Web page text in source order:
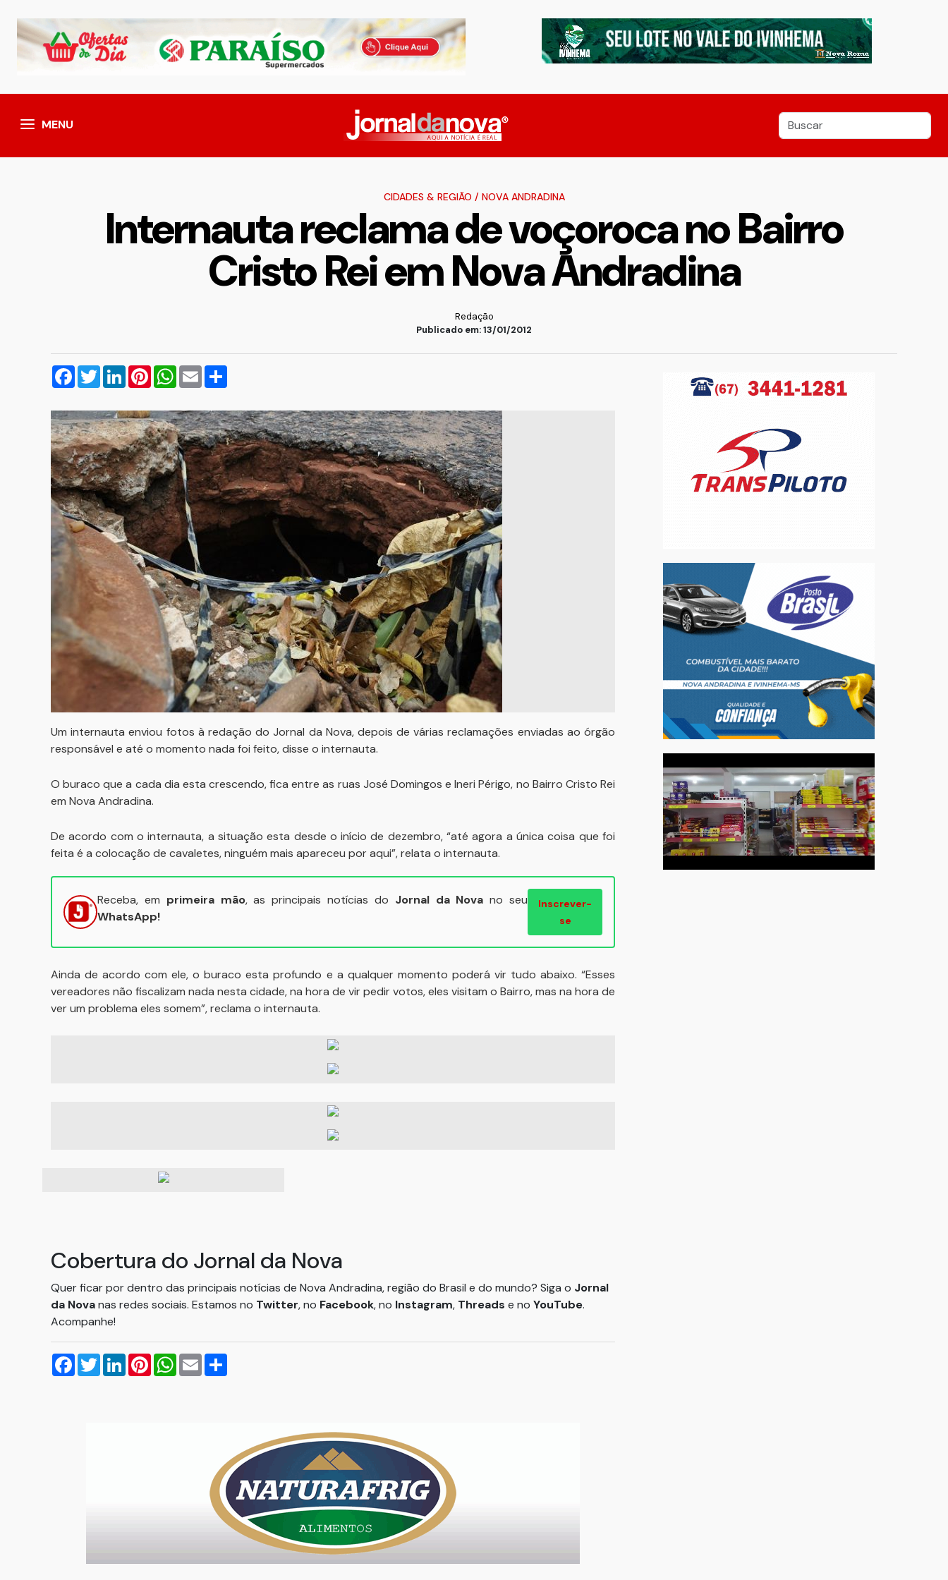
MENU
CIDADES & REGIÃO / NOVA ANDRADINA
Internauta reclama de voçoroca no Bairro
Cristo Rei em Nova Andradina
Redação
Publicado em: 13/01/2012
Facebook
TwitterLinkedInPinterestWhatsApp
Email
Um internauta enviou fotos à redação do Jornal da Nova, depois de várias reclamações enviadas ao órgão
responsável e até o momento nada foi feito, disse o internauta.
O buraco que a cada dia esta crescendo, fica entre as ruas José Domingos e Ineri Périgo, no Bairro Cristo Rei
em Nova Andradina.
De acordo com o internauta, a situação esta desde o início de dezembro, “até agora a única coisa que foi
feita é a colocação de cavaletes, ninguém mais apareceu por aqui”, relata o internauta.
Receba, em primeira mão, as principais notícias do Jornal da Nova no seu
WhatsApp!
Inscrever-
se
Ainda de acordo com ele, o buraco esta profundo e a qualquer momento poderá vir tudo abaixo. “Esses
vereadores não fiscalizam nada nesta cidade, na hora de vir pedir votos, eles visitam o Bairro, mas na hora de
ver um problema eles somem”, reclama o internauta.
Cobertura do Jornal da Nova
Quer ficar por dentro das principais notícias de Nova Andradina, região do Brasil e do mundo? Siga o Jornal
da Novanas redes sociais. Estamos no Twitter, no Facebook, no Instagram, Threads e no YouTube.
Acompanhe!
Facebook
TwitterLinkedInPinterestWhatsApp
Email